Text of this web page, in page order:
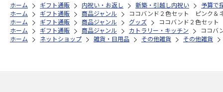
ホーム ギフト通販 内祝い・お返し 新築・引越し内祝い
予算で
ホーム
ギフト通販 商品ジャンル
ココバンド２色セット ピンク＆
ホーム
ギフト通販 商品ジャンル グッズ
ココバンド２色セッ
ホーム
ギフト通販 商品ジャンル カトラリー・キッチン
ココバ
ホーム
ネットショップ 雑貨・日用品 その他雑貨 その他雑貨